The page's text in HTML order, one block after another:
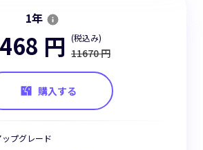
1年
円 (税込み)
11670 円
購入する
プグレード